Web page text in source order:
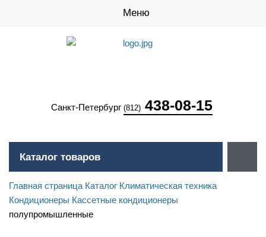
Меню
Санкт-Петербург (812) 438-08-15
Каталог товаров
Главная страница Каталог Климатическая техника
Кондиционеры Кассетные кондиционеры
полупромышленные